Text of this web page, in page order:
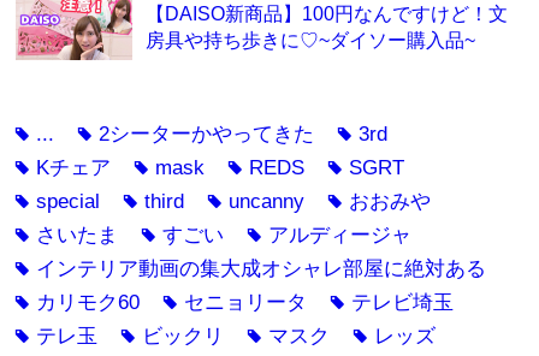
【DAISO新商品】100円なんですけど！文
房具や持ち歩きに♡~ダイソー購入品~
tag ... tag 2シーターかやってきた tag3rd
tag Kチェア tag mask tag REDS tag SGRT
tagspecial tagthird tag uncanny tag おおみや
tag さいたま tagすごい tag アルディージャ
tag インテリア動画の集大成オシャレ部屋に絶対ある
tag カリモク60 tag セニョリータ tag テレビ埼玉
tag テレ玉 tag ビックリ tag マスク tag レッズ